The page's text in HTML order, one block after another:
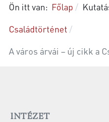
Ön itt van: Főlap
Családtörténet
A város árvái – új cikk a
INTÉZET